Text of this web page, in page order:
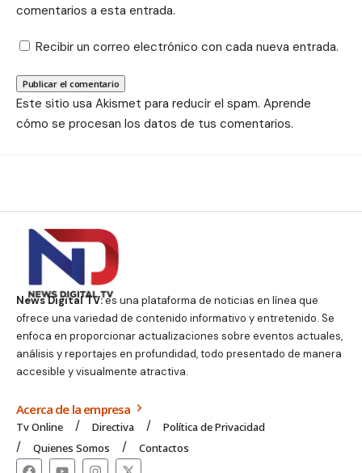
comentarios a esta entrada.
Recibir un correo electrónico con cada nueva entrada.
Este sitio usa Akismet para reducir el spam. Aprende
cómo se procesan los datos de tus comentarios.
News Digital TV:es una plataforma de noticias en línea que
ofrece una variedad de contenido informativo y entretenido. Se
enfoca en proporcionar actualizaciones sobre eventos actuales,
análisis y reportajes en profundidad, todo presentado de manera
accesible y visualmente atractiva.
Acerca de la empresa
Tv Online Directiva
Política de Privacidad
Quienes Somos
Contactos